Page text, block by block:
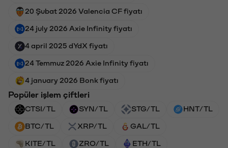
20 Şubat 2026 Valencia CF fiyatı
24 july 2026 Axie Infinity fiyatı
4 april 2025 dYdX fiyatı
24 Temmuz 2026 Axie Infinity fiyatı
4 january 2026 Bonk fiyatı
Popüler işlem çiftleri
CTSI/TL SYN/TL STG/TL HNT/TL
BTC/TL XRP/TL GAL/TL
KITE/TL ZRO/TL ETH/TL